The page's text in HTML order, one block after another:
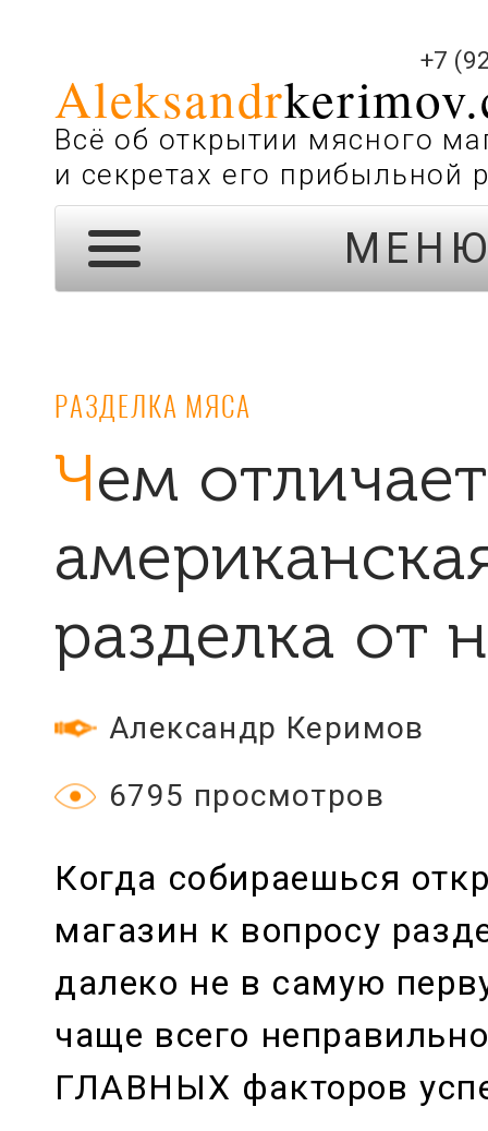
Aleksandr
Всё об открытии мясного
и секретах его прибыльной
+7
РАЗДЕЛКА МЯСА
Чем отличается
разделка от
Александр Керимов
6795 просмотров
Когда собираешься
магазин к вопросу
далеко не в самую
чаще всего
ГЛАВНЫХ факторов